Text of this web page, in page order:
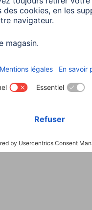
Choisissez un pays
Conditions de garantie